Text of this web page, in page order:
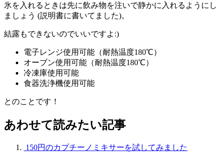
氷を入れるときは先に飲み物を注いで静かに入れるようにし
ましょう (説明書に書いてました)。
結露もできないのでいいですよ:)
電子レンジ使用可能（耐熱温度180℃）
オーブン使用可能（耐熱温度180℃）
冷凍庫使用可能
食器洗浄機使用可能
とのことです！
あわせて読みたい記事
150円のカプチーノミキサーを試してみました